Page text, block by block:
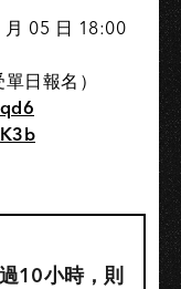
05 日 18:00
日報名）
10小時，則